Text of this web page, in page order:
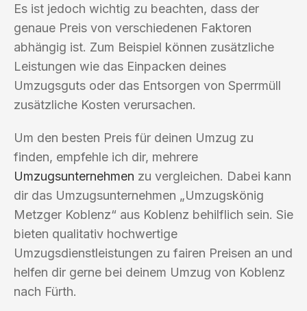
Es ist jedoch wichtig zu beachten, dass der
genaue Preis von verschiedenen Faktoren
abhängig ist. Zum Beispiel können zusätzliche
Leistungen wie das Einpacken deines
Umzugsguts oder das Entsorgen von Sperrmüll
zusätzliche Kosten verursachen.
Um den besten Preis für deinen Umzug zu
finden, empfehle ich dir, mehrere
Umzugsunternehmen zu vergleichen. Dabei kann
dir das Umzugsunternehmen „Umzugskönig
Metzger Koblenz“ aus Koblenz behilflich sein. Sie
bieten qualitativ hochwertige
Umzugsdienstleistungen zu fairen Preisen an und
helfen dir gerne bei deinem Umzug von Koblenz
nach Fürth.